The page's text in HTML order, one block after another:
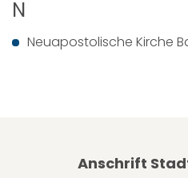
N
Neuapostolische Kirche
Anschrift